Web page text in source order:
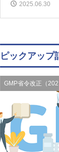
2025.06.30
ピックアップ
GMP省令改正（